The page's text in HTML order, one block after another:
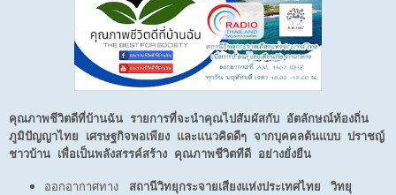
คุณภาพชีวิตดีที่บ้านฉัน รายการที่จะนำคุณไปสัมผัสกับ อัตลักษณ์ท้องถิ่น
ภูมิปัญญาไทย เศรษฐกิจพอเพียง และแนวคิดดีๆ จากบุคคลต้นแบบ ปราชญ์
ชาวบ้าน เพื่อเป็นพลังสรรค์สร้าง คุณภาพชีวิตทีดี อย่างยั่งยืน
ออกอากาศทาง สถานีวิทยุกระจายเสียงแห่งประเทศไทย วิทยุ